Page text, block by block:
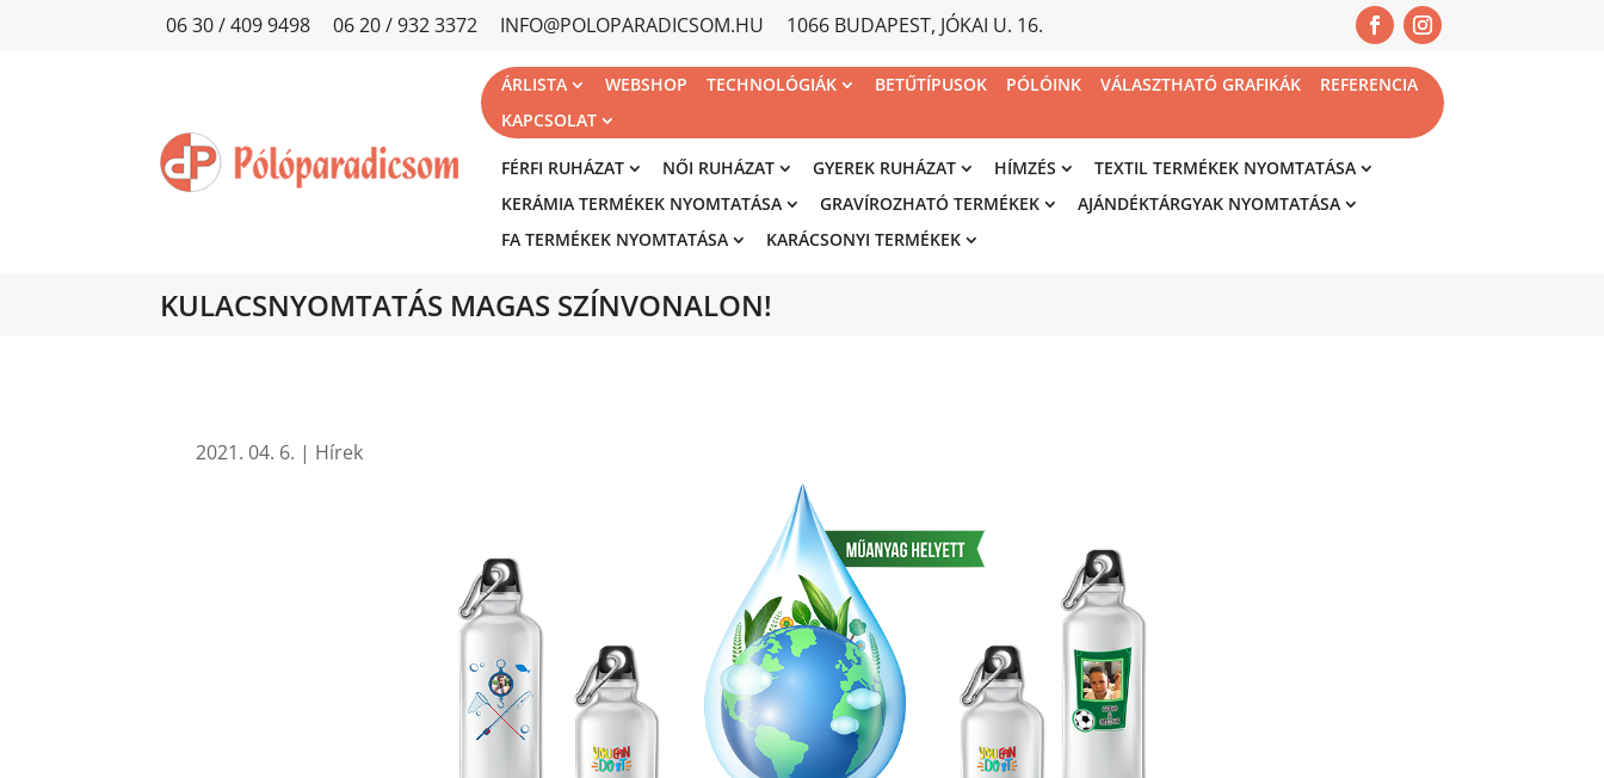
06 30 / 409 9498 06 20 / 932 3372 INFO@POLOPARADICSOM.HU 1066 BUDAPEST, JÓKAI U. 16.
ÁRLISTA WEBSHOP TECHNOLÓGIÁK BETŰTÍPUSOK PÓLÓINK VÁLASZTHATÓ GRAFIKÁK
REFERENCIA
KAPCSOLAT
FÉRFI RUHÁZAT NŐI RUHÁZAT GYEREK RUHÁZAT HÍMZÉS
TEXTIL TERMÉKEK NYOMTATÁSA
KERÁMIA TERMÉKEK NYOMTATÁSA
GRAVÍROZHATÓ TERMÉKEK
AJÁNDÉKTÁRGYAK NYOMTATÁSA
FA TERMÉKEK NYOMTATÁSA
KARÁCSONYI TERMÉKEK
KULACSNYOMTATÁS MAGAS SZÍNVONALON!
2021. 04. 6. | Hírek